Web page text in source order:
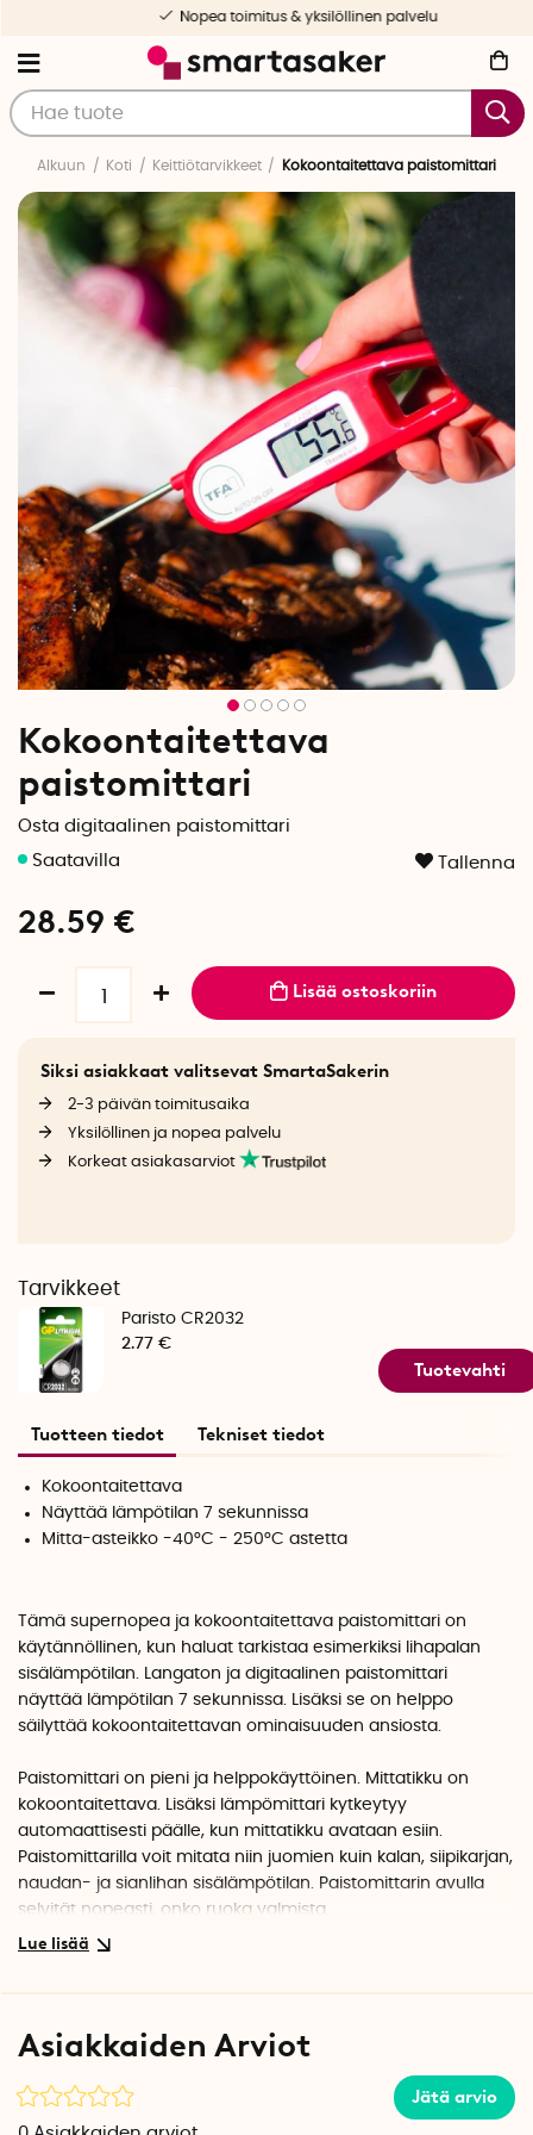
Nopea toimitus & yksilöllinen palvelu
Alkuun Koti Keittiötarvikkeet Kokoontaitettava paistomittari
Kokoontaitettava
paistomittari
Osta digitaalinen paistomittari
Tallenna
28.59 €
Lisää ostoskoriin
Siksi asiakkaat valitsevat SmartaSakerin
2-3 päivän toimitusaika
Yksilöllinen ja nopea palvelu
Korkeat asiakasarviot
Tarvikkeet
Paristo CR2032
2.77 €
Tuotevahti
Tuotteen tiedot Tekniset tiedot
Kokoontaitettava
Näyttää lämpötilan 7 sekunnissa
Mitta-asteikko -40°C - 250°C astetta
Tämä supernopea ja kokoontaitettava paistomittari on
käytännöllinen, kun haluat tarkistaa esimerkiksi lihapalan
sisälämpötilan. Langaton ja digitaalinen paistomittari
näyttää lämpötilan 7 sekunnissa. Lisäksi se on helppo
säilyttää kokoontaitettavan ominaisuuden ansiosta.
Paistomittari on pieni ja helppokäyttöinen. Mittatikku on
kokoontaitettava. Lisäksi lämpömittari kytkeytyy
automaattisesti päälle, kun mittatikku avataan esiin.
Paistomittarilla voit mitata niin juomien kuin kalan, siipikarjan,
naudan- ja sianlihan sisälämpötilan. Paistomittarin avulla
selvität nopeasti, onko ruoka valmista.
Mitat avattuna: 19 cm x 4 cm x 2 cm.
Asiakkaiden Arviot
Jätä arvio